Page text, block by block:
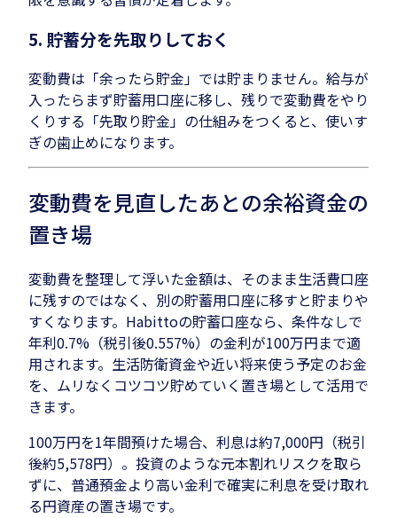
5. 貯蓄分を先取りしておく
変動費は「余ったら貯金」では貯まりません。給与が
入ったらまず貯蓄用口座に移し、残りで変動費をやり
くりする「先取り貯金」の仕組みをつくると、使いす
ぎの歯止めになります。
変動費を見直したあとの余裕資金の
置き場
変動費を整理して浮いた金額は、そのまま生活費口座
に残すのではなく、別の貯蓄用口座に移すと貯まりや
すくなります。Habittoの貯蓄口座なら、条件なしで
年利0.7%（税引後0.557%）の金利が100万円まで適
用されます。生活防衛資金や近い将来使う予定のお金
を、ムリなくコツコツ貯めていく置き場として活用で
きます。
100万円を1年間預けた場合、利息は約7,000円（税引
後約5,578円）。投資のような元本割れリスクを取ら
ずに、普通預金より高い金利で確実に利息を受け取れ
る円資産の置き場です。